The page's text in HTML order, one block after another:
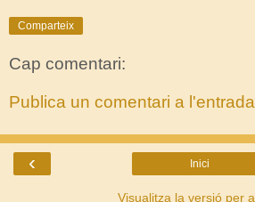
Comparteix
Cap comentari:
Publica un comentari a l'entrada
‹ Inici
Visualitza la versió per